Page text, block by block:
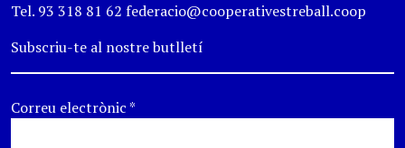
Tel. 93 318 81 62 federacio@cooperativestreball.coop
Subscriu-te al nostre butlletí
Correu electrònic*